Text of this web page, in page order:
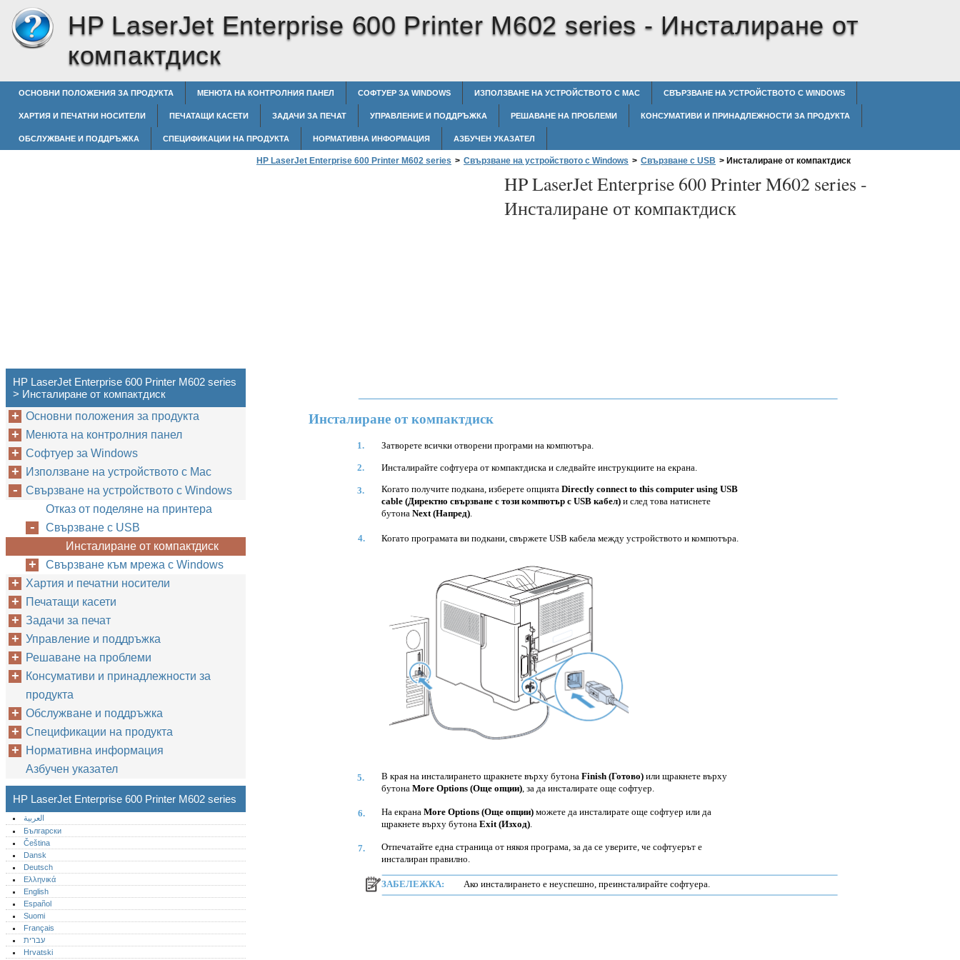
HP LaserJet Enterprise 600 Printer M602 series - Инсталиране от
компактдиск
ОСНОВНИ ПОЛОЖЕНИЯ ЗА ПРОДУКТА МЕНЮТА НА КОНТРОЛНИЯ ПАНЕЛ СОФТУЕР ЗА WINDOWS ИЗПОЛЗВАНЕ НА УСТРОЙСТВОТО С MAC СВЪРЗВАНЕ НА УСТРОЙСТВОТО С WINDOWS
ХАРТИЯ И ПЕЧАТНИ НОСИТЕЛИ ПЕЧАТАЩИ КАСЕТИ ЗАДАЧИ ЗА ПЕЧАТ УПРАВЛЕНИЕ И ПОДДРЪЖКА РЕШАВАНЕ НА ПРОБЛЕМИ КОНСУМАТИВИ И ПРИНАДЛЕЖНОСТИ ЗА ПРОДУКТА
ОБСЛУЖВАНЕ И ПОДДРЪЖКА СПЕЦИФИКАЦИИ НА ПРОДУКТА НОРМАТИВНА ИНФОРМАЦИЯ АЗБУЧЕН УКАЗАТЕЛ
HP LaserJet Enterprise 600 Printer M602 series > Свързване на устройството с Windows > Свързване с USB > Инсталиране от компактдиск
HP LaserJet Enterprise 600 Printer M602 series -
Инсталиране от компактдиск
Инсталиране от компактдиск
1. Затворете всички отворени програми на компютъра.
2. Инсталирайте софтуера от компактдиска и следвайте инструкциите на екрана.
3. Когато получите подкана, изберете опцията Directly connect to this computer using USB
cable (Директно свързване с този компютър с USB кабел) и след това натиснете
бутона Next (Напред).
4. Когато програмата ви подкани, свържете USB кабела между устройството и компютъра.
5. В края на инсталирането щракнете върху бутона Finish (Готово) или щракнете върху
бутона More Options (Още опции), за да инсталирате още софтуер.
6. На екрана More Options (Още опции) можете да инсталирате още софтуер или да
щракнете върху бутона Exit (Изход).
7.
Отпечатайте една страница от някоя програма, за да се уверите, че софтуерът е
инсталиран правилно.
ЗАБЕЛЕЖКА: Ако инсталирането е неуспешно, преинсталирайте софтуера.
HP LaserJet Enterprise 600 Printer M602 series
> Инсталиране от компактдиск
Основни положения за продукта
Менюта на контролния панел
Софтуер за Windows
Използване на устройството с Mac
Свързване на устройството с Windows
Отказ от поделяне на принтера
Свързване с USB
Инсталиране от компактдиск
Свързване към мрежа с Windows
Хартия и печатни носители
Печатащи касети
Задачи за печат
Управление и поддръжка
Решаване на проблеми
Консумативи и принадлежности за
продукта
Обслужване и поддръжка
Спецификации на продукта
Нормативна информация
Азбучен указател
HP LaserJet Enterprise 600 Printer M602 series
العربية
Български
Čeština
Dansk
Deutsch
Ελληνικά
English
Español
Suomi
Français
עברית
Hrvatski